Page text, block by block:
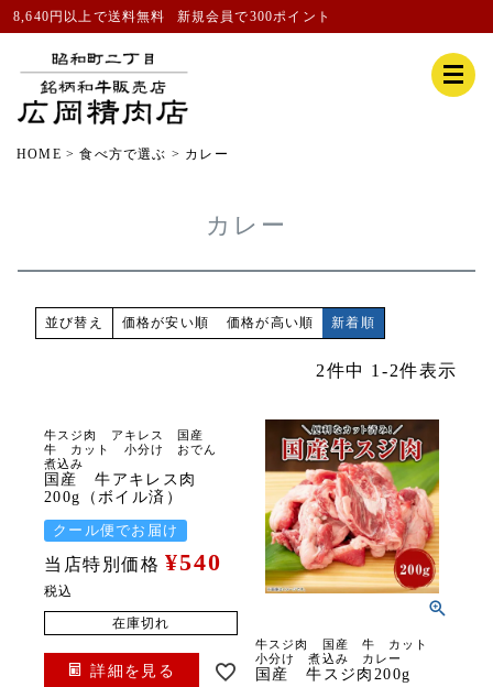
8,640円以上で送料無料 新規会員で300ポイント
HOME 食べ方で選ぶ カレー
カレー
並び替え 価格が安い順 価格が高い順 新着順
2件中 1 -2件表示
牛スジ肉 アキレス 国産
牛 カット 小分け おでん
煮込み
国産 牛アキレス肉
200g（ボイル済）
クール便でお届け
当店特別価格 ¥540
税込
在庫切れ
詳細を見る
牛スジ肉 国産 牛 カット
小分け 煮込み カレー
国産 牛スジ肉200g